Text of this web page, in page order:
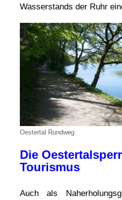
Wasserstands der Ruhr
Oestertal Rundweg
Die
Tourismus
Auch als